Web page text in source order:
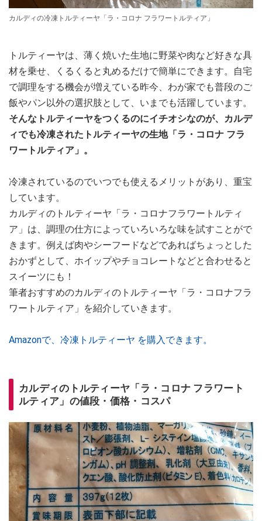
カルディの冷凍トルティーヤ「ラ・コロナ フラワートルティア」
トルティーヤは、薄く焼いた生地に野菜や肉など好きな具
材を乗せ、くるくると丸めるだけで簡単にできます。自宅
で調理をする機会が増えている昨今、わが家でも普段のご
飯やパン以外の選択肢として、いまでも活躍しています。
そんなトルティーヤをつくるのにイチオシなのが、カルデ
ィでも冷凍されたトルティーヤの生地「ラ・コロナ フラ
ワートルティア」。
冷凍されているのでいつでも使えるメリットがあり、重宝
しています。
カルディのトルティーヤ「ラ・コロナフラワートルティ
ア」は、調理の仕方によっていろいろな味を試すことがで
きます。例えば肉やシーフードなどであればちょっとした
おかずとして、ホイップやチョコレートなどと合わせると
スイーツにも！
筆者おすすめのカルディのトルティーヤ「ラ・コロナフラ
ワートルティア」を紹介していきます。
Amazonで、冷凍トルティーヤ を購入できます。
カルディのトルティーヤ「ラ・コロナ フラワート
ルティア」の値段・価格・コスパ